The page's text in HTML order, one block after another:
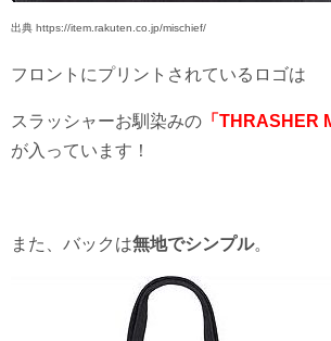
出典 https://item.rakuten.co.jp/mischief/
フロントにプリントされているロゴは
スラッシャーお馴染みの 「THRASHER
が入っています！
また、バックは無地でシンプル。